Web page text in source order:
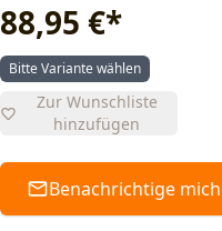
88,95 €*
Bitte Variante wählen
Zur Wunschliste
hinzufügen
Benachrichtige mich